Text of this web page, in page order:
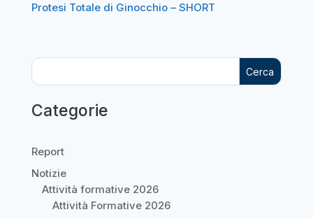
Protesi Totale di Ginocchio – SHORT
Cerca
Categorie
Report
Notizie
Attività formative 2026
Attività Formative 2026